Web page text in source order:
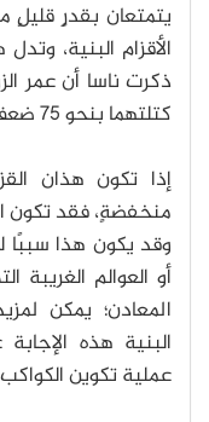
يتمتعان بقدرٍ قليلٍ
الأقزام البنية،
كتلتهما بنحو 75 ضعف كتلة المشتري.
إذا تكون هذان
منخفضةٍ، فقد تكون
وقد يكون هذا سببًا
أو العوالم الغريبة
المعادن؛ يمكن
البنية هذه
عملية تكوين